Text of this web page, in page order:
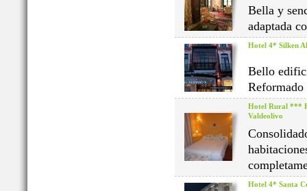
Bella y
adaptada
Hotel 4* Silken
Bello
Reformado
Hotel Rural ***
Valdeolivo
Hotel 4* Santa